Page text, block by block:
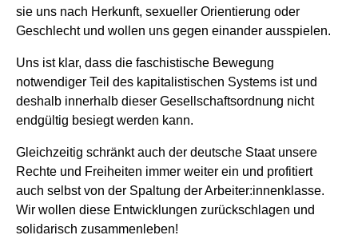
sie uns nach Herkunft, sexueller Orientierung oder
Geschlecht und wollen uns gegen einander ausspielen.
Uns ist klar, dass die faschistische Bewegung
notwendiger Teil des kapitalistischen Systems ist und
deshalb innerhalb dieser Gesellschaftsordnung nicht
endgültig besiegt werden kann.
Gleichzeitig schränkt auch der deutsche Staat unsere
Rechte und Freiheiten immer weiter ein und profitiert
auch selbst von der Spaltung der Arbeiter:innenklasse.
Wir wollen diese Entwicklungen zurückschlagen und
solidarisch zusammenleben!